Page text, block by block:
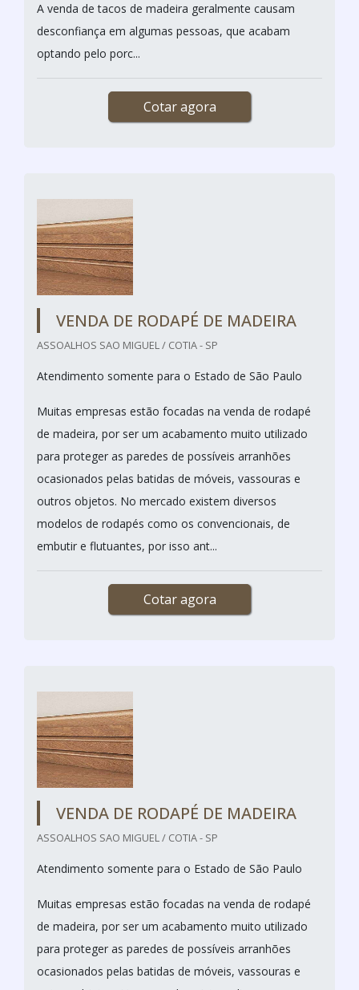
A venda de tacos de madeira geralmente causam
desconfiança em algumas pessoas, que acabam
optando pelo porc...
Cotar agora
VENDA DE RODAPÉ DE MADEIRA
ASSOALHOS SAO MIGUEL / COTIA - SP
Atendimento somente para o Estado de São Paulo
Muitas empresas estão focadas na venda de rodapé
de madeira, por ser um acabamento muito utilizado
para proteger as paredes de possíveis arranhões
ocasionados pelas batidas de móveis, vassouras e
outros objetos. No mercado existem diversos
modelos de rodapés como os convencionais, de
embutir e flutuantes, por isso ant...
Cotar agora
VENDA DE RODAPÉ DE MADEIRA
ASSOALHOS SAO MIGUEL / COTIA - SP
Atendimento somente para o Estado de São Paulo
Muitas empresas estão focadas na venda de rodapé
de madeira, por ser um acabamento muito utilizado
para proteger as paredes de possíveis arranhões
ocasionados pelas batidas de móveis, vassouras e